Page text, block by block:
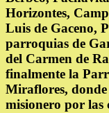
Horizontes,
Luis de Gaceno,
parroquias de
del Carmen de
finalmente la
Miraflores,
misionero por las